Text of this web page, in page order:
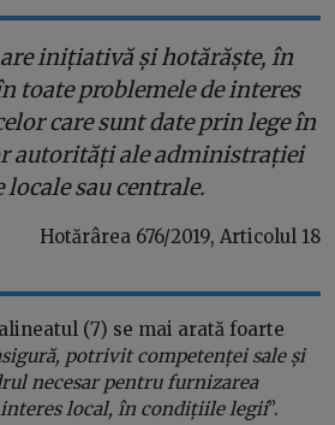
inițiativă și hotărăște, în
toate problemele de interes
care sunt date prin lege în
autorități ale administrației
locale sau centrale.
Hotărârea 676/2019, Articolul 18
(7) se mai arată foarte
potrivit competenței sale și
necesar pentru furnizarea
local, în condițiile legii”.